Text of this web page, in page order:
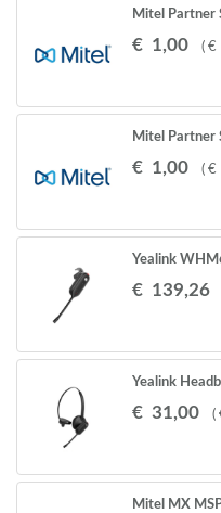
Mitel Partner
€ 1,00 ( €
Mitel Partner
€ 1,00 ( €
Yealink
€ 139,26
Yealink
€ 31,00 (
Mitel MX